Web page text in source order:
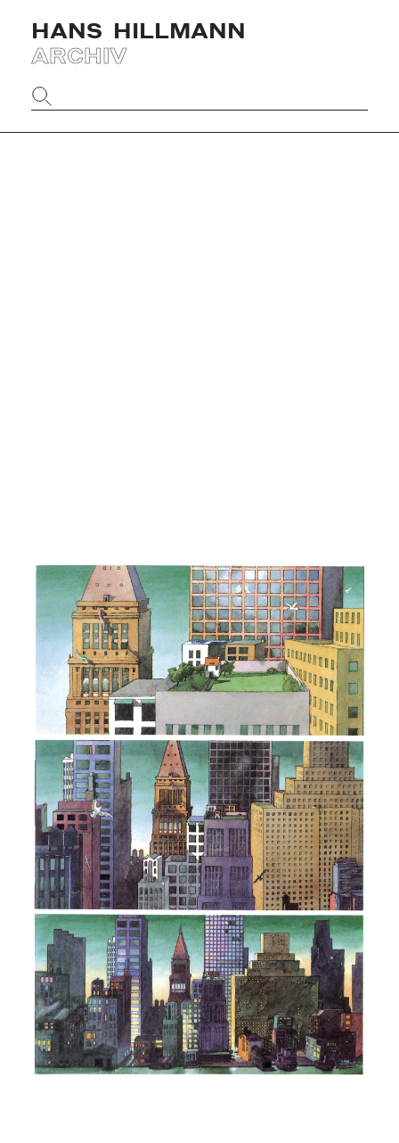
HANS HILLMANN
ARCHIV
Website
durchsuchen